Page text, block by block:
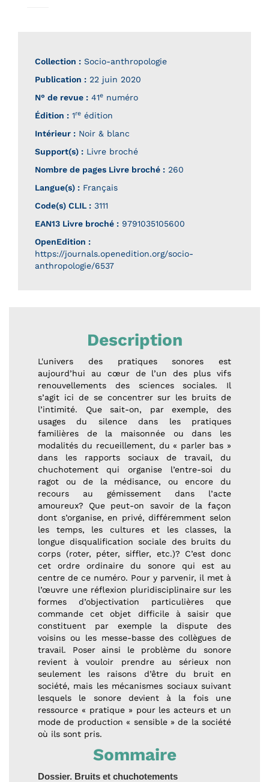
Collection : Socio-anthropologie
Publication : 22 juin 2020
N° de revue : 41e numéro
Édition : 1re édition
Intérieur : Noir & blanc
Support(s) : Livre broché
Nombre de pages Livre broché : 260
Langue(s) : Français
Code(s) CLIL : 3111
EAN13 Livre broché : 9791035105600
OpenEdition :
https://journals.openedition.org/socio-
anthropologie/6537
Description
L'univers des pratiques sonores est
aujourd’hui au cœur de l’un des plus vifs
renouvellements des sciences sociales. Il
s’agit ici de se concentrer sur les bruits de
l’intimité. Que sait-on, par exemple, des
usages du silence dans les pratiques
familières de la maisonnée ou dans les
modalités du recueillement, du « parler bas »
dans les rapports sociaux de travail, du
chuchotement qui organise l’entre-soi du
ragot ou de la médisance, ou encore du
recours au gémissement dans l’acte
amoureux? Que peut-on savoir de la façon
dont s’organise, en privé, différemment selon
les temps, les cultures et les classes, la
longue disqualification sociale des bruits du
corps (roter, péter, siffler, etc.)? C’est donc
cet ordre ordinaire du sonore qui est au
centre de ce numéro. Pour y parvenir, il met à
l’œuvre une réflexion pluridisciplinaire sur les
formes d’objectivation particulières que
commande cet objet difficile à saisir que
constituent par exemple la dispute des
voisins ou les messe-basse des collègues de
travail. Poser ainsi le problème du sonore
revient à vouloir prendre au sérieux non
seulement les raisons d’être du bruit en
société, mais les mécanismes sociaux suivant
lesquels le sonore devient à la fois une
ressource « pratique » pour les acteurs et un
mode de production « sensible » de la société
où ils sont pris.
Sommaire
Dossier. Bruits et chuchotements